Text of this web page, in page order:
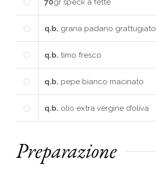
70gr speck a fette
q.b. grana padano grattugiato
q.b. timo fresco
q.b. pepe bianco macinato
q.b. olio extra vergine d’oliva
Preparazione